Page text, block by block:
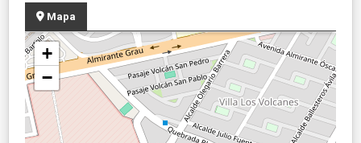
Mapa
+
−